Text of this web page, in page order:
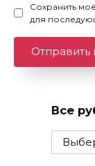
Сохранить
для
Все
Все